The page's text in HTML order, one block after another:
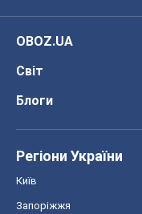
OBOZ.UA
Світ
Блоги
Регіони України
Київ
Запоріжжя